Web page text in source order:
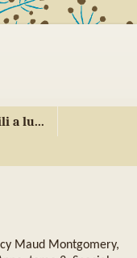
a lu...
Maud Montgomery,